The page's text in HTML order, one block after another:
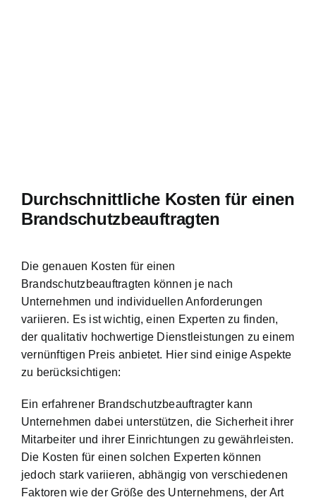
Durchschnittliche Kosten für einen
Brandschutzbeauftragten
Die genauen Kosten für einen
Brandschutzbeauftragten können je nach
Unternehmen und individuellen Anforderungen
variieren. Es ist wichtig, einen Experten zu finden,
der qualitativ hochwertige Dienstleistungen zu einem
vernünftigen Preis anbietet. Hier sind einige Aspekte
zu berücksichtigen:
Ein erfahrener Brandschutzbeauftragter kann
Unternehmen dabei unterstützen, die Sicherheit ihrer
Mitarbeiter und ihrer Einrichtungen zu gewährleisten.
Die Kosten für einen solchen Experten können
jedoch stark variieren, abhängig von verschiedenen
Faktoren wie der Größe des Unternehmens, der Art